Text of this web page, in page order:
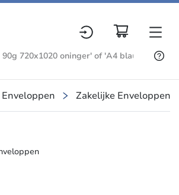
Enveloppen Zakelijke Enveloppen